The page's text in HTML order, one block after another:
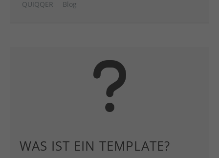
QUIQQER
Blog
WAS IST EIN TEMPLATE?